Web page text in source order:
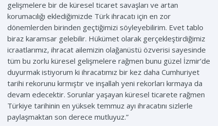
gelişmelere bir de küresel ticaret savaşları ve artan
korumacılığı eklediğimizde Türk ihracatı için en zor
dönemlerden birinden geçtiğimizi söyleyebilirim. Evet tablo
biraz karamsar gelebilir. Hükümet olarak gerçekleştirdiğimiz
icraatlarımız, ihracat ailemizin olağanüstü özverisi sayesinde
tüm bu zorlu küresel gelişmelere rağmen bunu güzel İzmir’de
duyurmak istiyorum ki ihracatımız bir kez daha Cumhuriyet
tarihi rekorunu kırmıştır ve inşallah yeni rekorları kırmaya da
devam edecektir. Sorunlar yaşayan küresel ticarete rağmen
Türkiye tarihinin en yüksek temmuz ayı ihracatını sizlerle
paylaşmaktan son derece mutluyuz.”